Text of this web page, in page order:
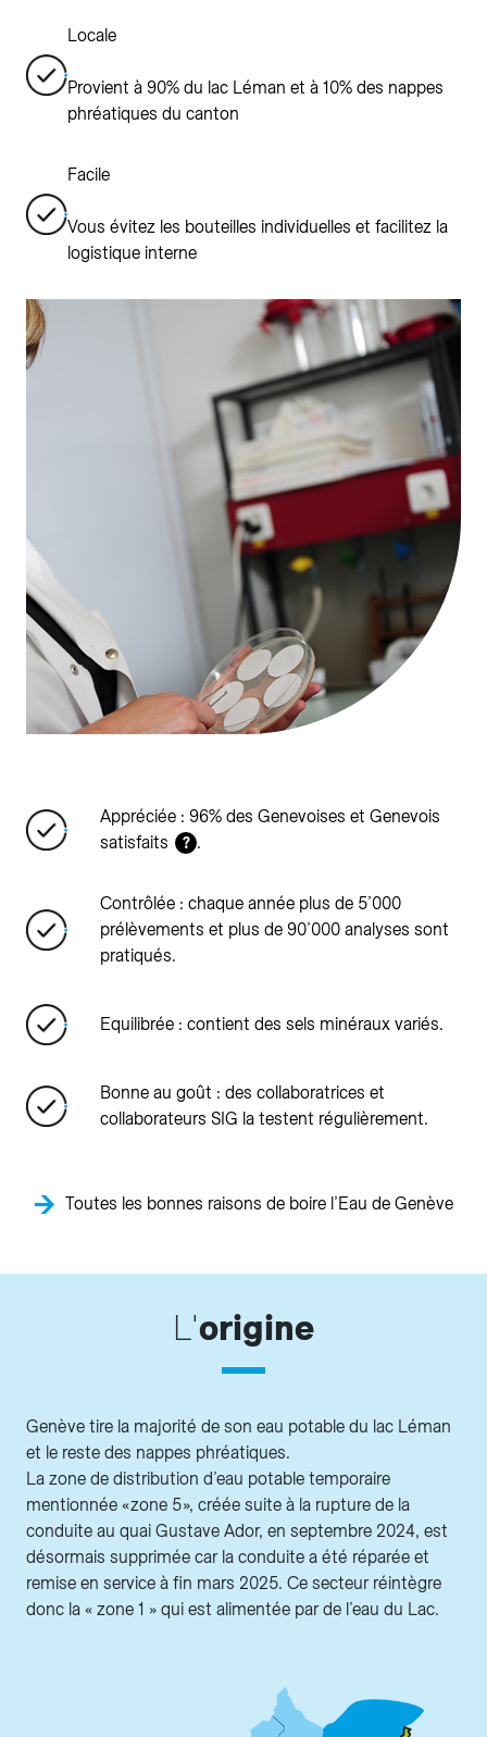
Locale
Provient à 90% du lac Léman et à 10% des nappes
phréatiques du canton
Facile
Vous évitez les bouteilles individuelles et facilitez la
logistique interne
Appréciée : 96% des Genevoises et Genevois
satisfaits
? .
Contrôlée : chaque année plus de 5’000
prélèvements et plus de 90’000 analyses sont
pratiqués.
Equilibrée : contient des sels minéraux variés.
Bonne au goût : des collaboratrices et
collaborateurs SIG la testent régulièrement.
Toutes les bonnes raisons de boire l’Eau de Genève
L'origine
Genève tire la majorité de son eau potable du lac Léman
et le reste des nappes phréatiques.
La zone de distribution d’eau potable temporaire
mentionnée « zone 5 », créée suite à la rupture de la
conduite au quai Gustave Ador, en septembre 2024, est
désormais supprimée car la conduite a été réparée et
remise en service à fin mars 2025. Ce secteur réintègre
donc la « zone 1 » qui est alimentée par de l’eau du Lac.